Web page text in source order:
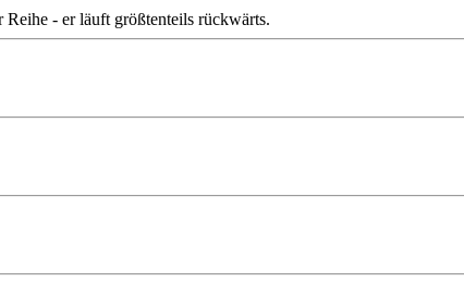
- er läuft größtenteils rückwärts.